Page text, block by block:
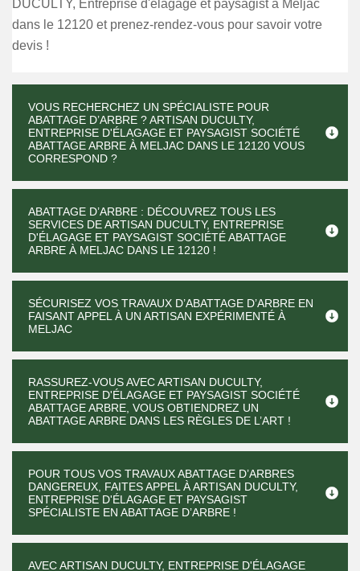
DUCULTY, Entreprise d'élagage et paysagist à Meljac
dans le 12120 et prenez-rendez-vous pour savoir votre
devis !
VOUS RECHERCHEZ UN SPÉCIALISTE POUR
ABATTAGE D’ARBRE ? ARTISAN DUCULTY,
ENTREPRISE D'ÉLAGAGE ET PAYSAGIST SOCIÉTÉ
ABATTAGE ARBRE À MELJAC DANS LE 12120 VOUS
CORRESPOND ?
ABATTAGE D’ARBRE : DÉCOUVREZ TOUS LES
SERVICES DE ARTISAN DUCULTY, ENTREPRISE
D'ÉLAGAGE ET PAYSAGIST SOCIÉTÉ ABATTAGE
ARBRE À MELJAC DANS LE 12120 !
SÉCURISEZ VOS TRAVAUX D’ABATTAGE D’ARBRE EN
FAISANT APPEL À UN ARTISAN EXPÉRIMENTÉ À
MELJAC
RASSUREZ-VOUS AVEC ARTISAN DUCULTY,
ENTREPRISE D'ÉLAGAGE ET PAYSAGIST SOCIÉTÉ
ABATTAGE ARBRE, VOUS OBTIENDREZ UN
ABATTAGE ARBRE DANS LES RÈGLES DE L’ART !
POUR TOUS VOS TRAVAUX ABATTAGE D’ARBRES
DANGEREUX, FAITES APPEL À ARTISAN DUCULTY,
ENTREPRISE D'ÉLAGAGE ET PAYSAGIST
SPÉCIALISTE EN ABATTAGE D’ARBRE !
AVEC ARTISAN DUCULTY, ENTREPRISE D'ÉLAGAGE